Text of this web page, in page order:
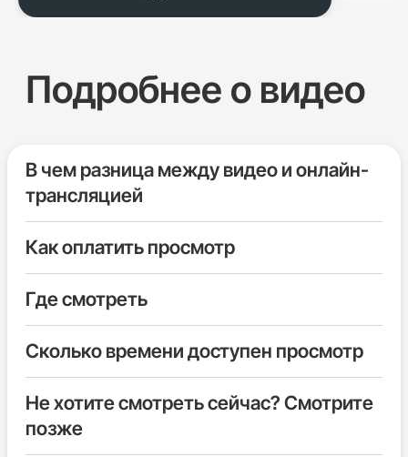
Подробнее о видео
В чем разница между видео и онлайн-
трансляцией
Как оплатить просмотр
Где смотреть
Сколько времени доступен просмотр
Не хотите смотреть сейчас? Смотрите
позже